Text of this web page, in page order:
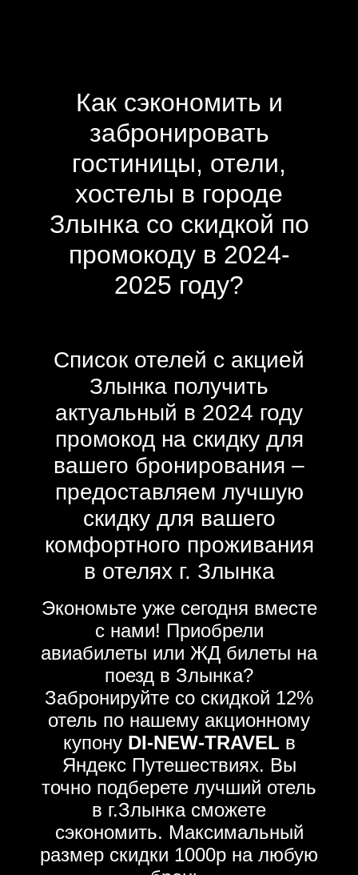
Как сэкономить и
забронировать
гостиницы, отели,
хостелы в городе
Злынка со скидкой по
промокоду в 2024-
2025 году?
Список отелей с акцией
Злынка получить
актуальный в 2024 году
промокод на скидку для
вашего бронирования –
предоставляем лучшую
скидку для вашего
комфортного проживания
в отелях г. Злынка
Экономьте уже сегодня вместе
с нами! Приобрели
авиабилеты или ЖД билеты на
поезд в Злынка?
Забронируйте со скидкой 12%
отель по нашему акционному
купону DI-NEW-TRAVEL в
Яндекс Путешествиях. Вы
точно подберете лучший отель
в г.Злынка сможете
сэкономить. Максимальный
размер скидки 1000р на любую